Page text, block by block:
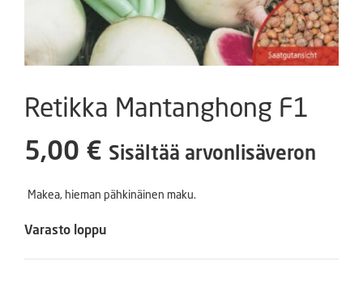
Retikka Mantanghong F1
5,00 € Sisältää arvonlisäveron
Makea, hieman pähkinäinen maku.
Varasto loppu